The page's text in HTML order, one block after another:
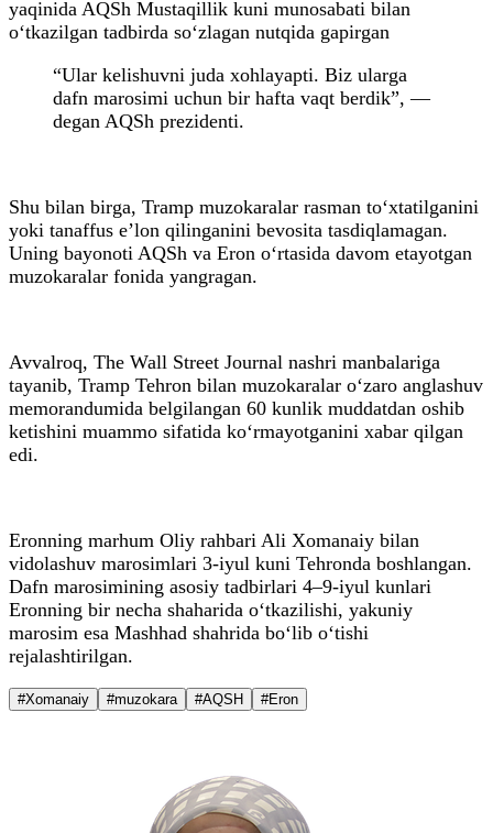
yaqinida AQSh Mustaqillik kuni munosabati bilan
o‘tkazilgan tadbirda so‘zlagan nutqida gapirgan
“Ular kelishuvni juda xohlayapti. Biz ularga
dafn marosimi uchun bir hafta vaqt berdik”, —
degan AQSh prezidenti.
Shu bilan birga, Tramp muzokaralar rasman to‘xtatilganini
yoki tanaffus e’lon qilinganini bevosita tasdiqlamagan.
Uning bayonoti AQSh va Eron o‘rtasida davom etayotgan
muzokaralar fonida yangragan.
Avvalroq, The Wall Street Journal nashri manbalariga
tayanib, Tramp Tehron bilan muzokaralar o‘zaro anglashuv
memorandumida belgilangan 60 kunlik muddatdan oshib
ketishini muammo sifatida ko‘rmayotganini xabar qilgan
edi.
Eronning marhum Oliy rahbari Ali Xomanaiy bilan
vidolashuv marosimlari 3-iyul kuni Tehronda boshlangan.
Dafn marosimining asosiy tadbirlari 4–9-iyul kunlari
Eronning bir necha shaharida o‘tkazilishi, yakuniy
marosim esa Mashhad shahrida bo‘lib o‘tishi
rejalashtirilgan.
#Xomanaiy #muzokara #AQSH #Eron